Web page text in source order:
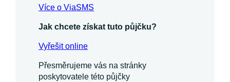
Více o ViaSMS
Jak chcete získat tuto půjčku?
Vyřešit online
Přesměrujeme vás na stránky
poskytovatele této půjčky